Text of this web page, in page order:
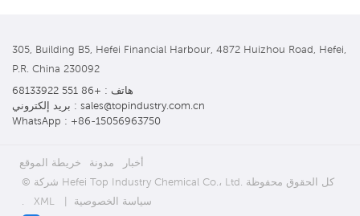
305, Building B5, Hefei Financial Harbour, 4872 Huizhou Road, Hefei,
P.R. China 230092
هاتف : +86 551 68133922
بريد إلكتروني : sales@topindustry.com.cn
WhatsApp : +86-15056963750
خريطة الموقع مدونة
أخبار
© شركة Hefei Top Industry Chemical Co.، Ltd. كل الحقوق محفوظة
XML |
سياسة الخصوصية